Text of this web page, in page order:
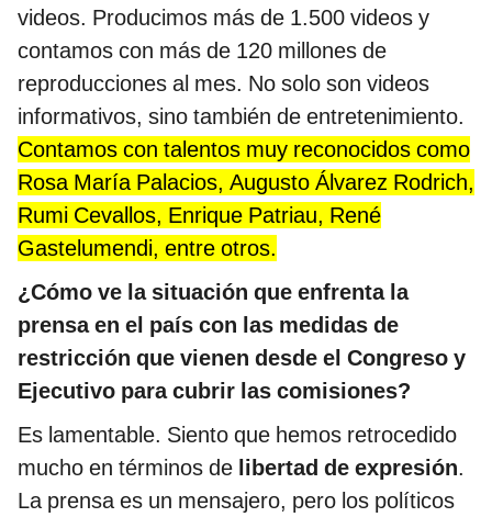
videos. Producimos más de 1.500 videos y
contamos con más de 120 millones de
reproducciones al mes. No solo son videos
informativos, sino también de entretenimiento.
Contamos con talentos muy reconocidos como
Rosa María Palacios, Augusto Álvarez Rodrich,
Rumi Cevallos, Enrique Patriau, René
Gastelumendi, entre otros.
¿Cómo ve la situación que enfrenta la
prensa en el país con las medidas de
restricción que vienen desde el Congreso y
Ejecutivo para cubrir las comisiones?
Es lamentable. Siento que hemos retrocedido
mucho en términos de libertad de expresión.
La prensa es un mensajero, pero los políticos